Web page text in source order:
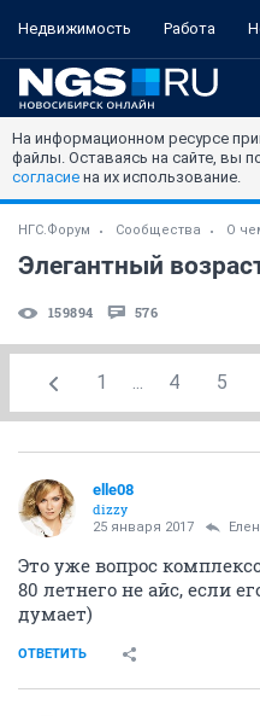
Недвижимость Работа
На информационном ресурсе
файлы. Оставаясь на сайте, вы
согласие на их использование.
НГС.Форум Сообщества О
Элегантный
159894 576
1 ... 4 5
elle08
dizzy
25 января 2017
Это уже вопрос
80 летнего не айс, если
думает)
ОТВЕТИТЬ